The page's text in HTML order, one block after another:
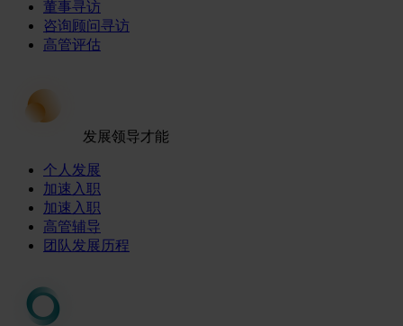
董事寻访
咨询顾问寻访
高管评估
发展领导才能
个人发展
加速入职
加速入职
高管辅导
团队发展历程